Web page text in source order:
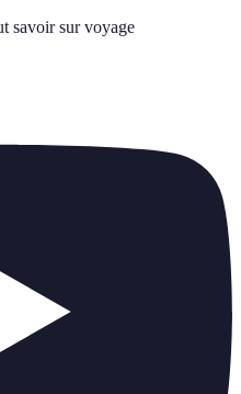
savoir sur voyage